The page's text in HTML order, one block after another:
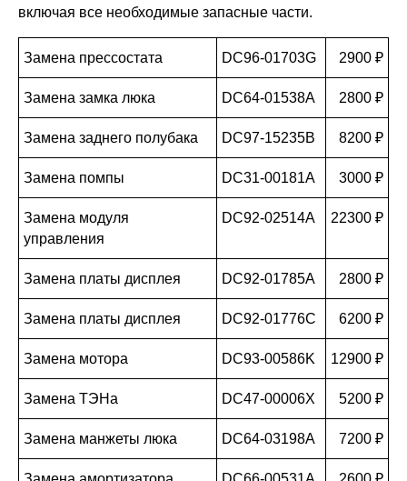
включая все необходимые запасные части.
Замена прессостата DC96-01703G 2900 ₽
Замена замка люка DC64-01538A 2800 ₽
Замена заднего полубака DC97-15235B 8200 ₽
Замена помпы DC31-00181A 3000 ₽
Замена модуля
управления
DC92-02514A 22300 ₽
Замена платы дисплея DC92-01785A 2800 ₽
Замена платы дисплея DC92-01776C 6200 ₽
Замена мотора DC93-00586K 12900 ₽
Замена ТЭНа DC47-00006X 5200 ₽
Замена манжеты люка DC64-03198A 7200 ₽